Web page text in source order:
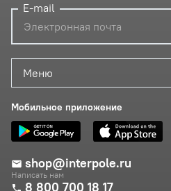
Меню
Мобильное приложение
shop@interpole.ru
Написать нам
8 800 700 18 17
E-mail